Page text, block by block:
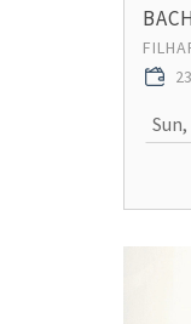
Sun,